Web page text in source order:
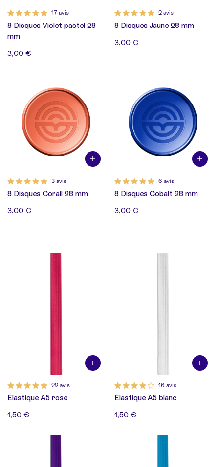
17 avis
8 Disques Violet pastel 28
mm
3,00 €
2 avis
8 Disques Jaune 28 mm
3,00 €
3 avis
8 Disques Corail 28 mm
3,00 €
6 avis
8 Disques Cobalt 28 mm
3,00 €
22 avis
Élastique A5 rose
1,50 €
16 avis
Élastique A5 blanc
1,50 €